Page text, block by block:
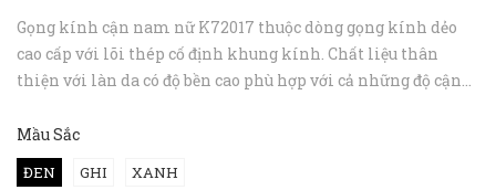
Gọng kính cận nam nữ K72017 thuộc dòng gọng kính dẻo
cao cấp với lõi thép cố định khung kính. Chất liệu thân
thiện với làn da có độ bền cao phù hợp với cả những độ cận
khuôn mặt, c...
Mầu Sắc
ĐEN GHI XANH